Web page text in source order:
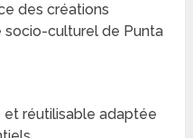
des créations
socio-culturel de Punta
réutilisable adaptée